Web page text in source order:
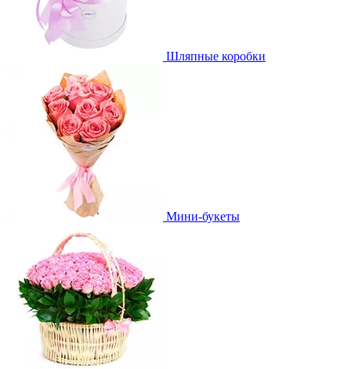
Шляпные коробки
Мини-букеты